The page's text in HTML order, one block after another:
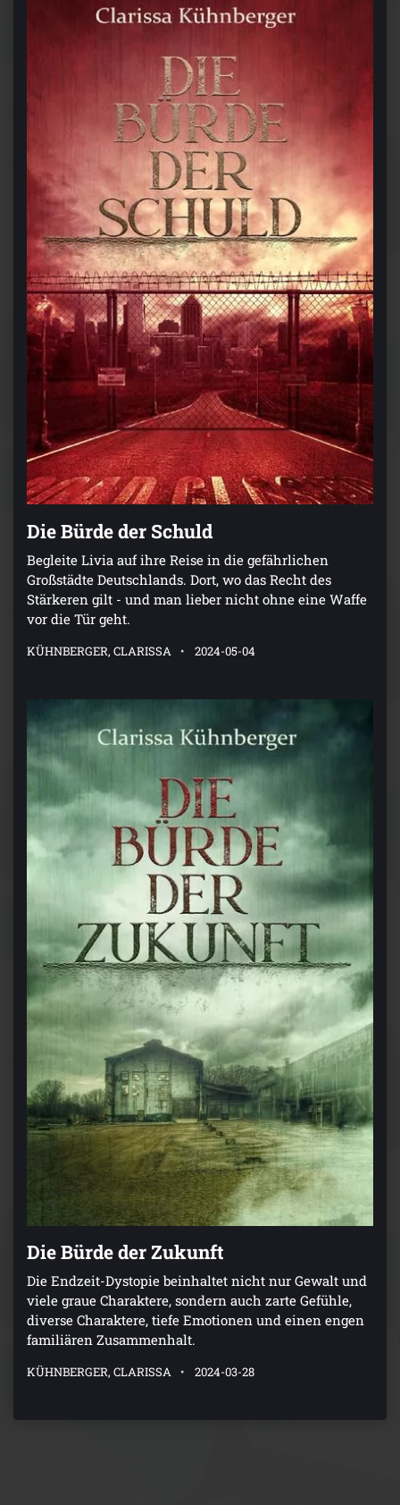
Die Bürde der Schuld
Begleite Livia auf ihre Reise in die gefährlichen
Großstädte Deutschlands. Dort, wo das Recht des
Stärkeren gilt - und man lieber nicht ohne eine Waffe
vor die Tür geht.
KÜHNBERGER, CLARISSA 2024-05-04
Die Bürde der Zukunft
Die Endzeit-Dystopie beinhaltet nicht nur Gewalt und
viele graue Charaktere, sondern auch zarte Gefühle,
diverse Charaktere, tiefe Emotionen und einen engen
familiären Zusammenhalt.
KÜHNBERGER, CLARISSA 2024-03-28